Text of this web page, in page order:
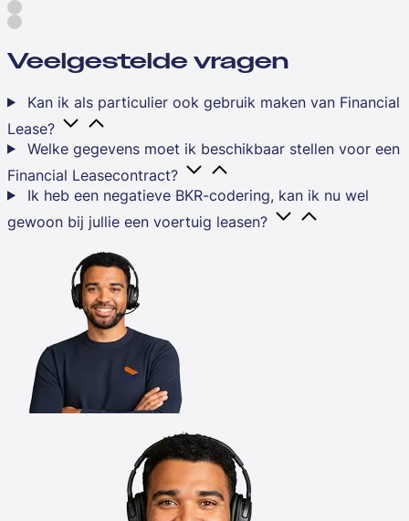
Veelgestelde vragen
Kan ik als particulier ook gebruik maken van Financial
Lease?
Welke gegevens moet ik beschikbaar stellen voor een
Financial Leasecontract?
Ik heb een negatieve BKR-codering, kan ik nu wel
gewoon bij jullie een voertuig leasen?